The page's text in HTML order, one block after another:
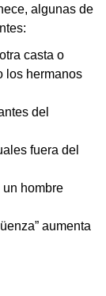
algunas de
casta o
los hermanos
del
fuera del
un hombre
aumenta